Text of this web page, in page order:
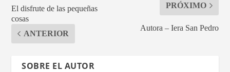
El disfrute de las pequeñas
cosas
ANTERIOR
PRÓXIMO
Autora – Iera San Pedro
SOBRE EL AUTOR